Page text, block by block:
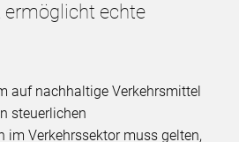
echte
auf nachhaltige Verkehrsmittel
steuerlichen
im Verkehrssektor muss gelten,